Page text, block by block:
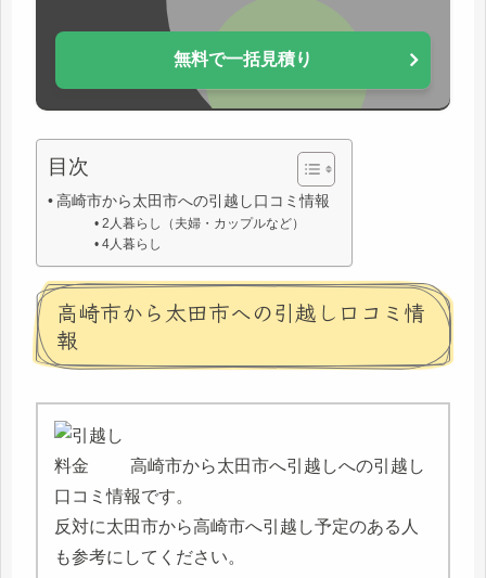
無料で一括見積り
目次
高崎市から太田市への引越し口コミ情報
2人暮らし（夫婦・カップルなど）
4人暮らし
高崎市から太田市への引越し口コミ情
報
高崎市から太田市へ引越しへの引越し
口コミ情報です。
反対に太田市から高崎市へ引越し予定のある人
も参考にしてください。